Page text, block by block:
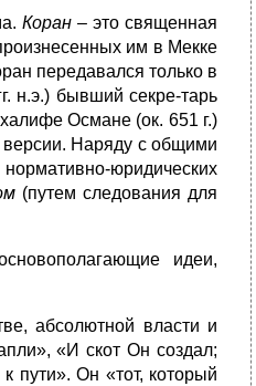
Коран – это священная
им в Мекке
передавался только в
н.э.) бывший секре-тарь
Османе (ок. 651 г.)
версии. Наряду с общими
юридических
(путем следования для
идеи,
абсолютной власти и
«И скот Он создал;
пути». Он «тот, который